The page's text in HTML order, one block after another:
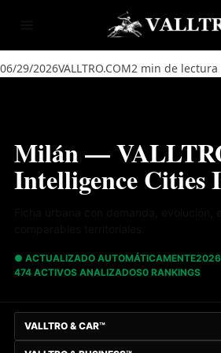
06/29/2026VALLTRO.COM2 min de lectura
Milán —
Intelligence
● ACTUALIZADO AUTOMÁTICAMENTE
474 ACTIVOS ANALIZADOS0 RANKINGS
VALLTRO & CAR™